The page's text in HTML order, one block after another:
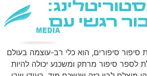
רגשי עם
סיפור סיפורים, הוא כלי רב-עוצמה בעולם
לספר סיפור מרתק ומשכנע יכולה להיות